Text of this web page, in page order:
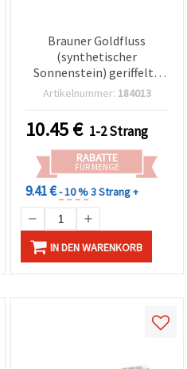
Brauner Goldfluss
(synthetischer
Sonnenstein) geriffelte
Zylinderperlen, 6–7 × 8–10
ca. 39 Stk., funkelnde
Röhrenperlen für
Schmuckherstellung &
Basteln
Artikelnummer: 184013
10.45€ 1-2 Strang
RABATTE
FÜR MENGE
9.41 €- 10 %3 Strang +
IN DEN WARENKORB